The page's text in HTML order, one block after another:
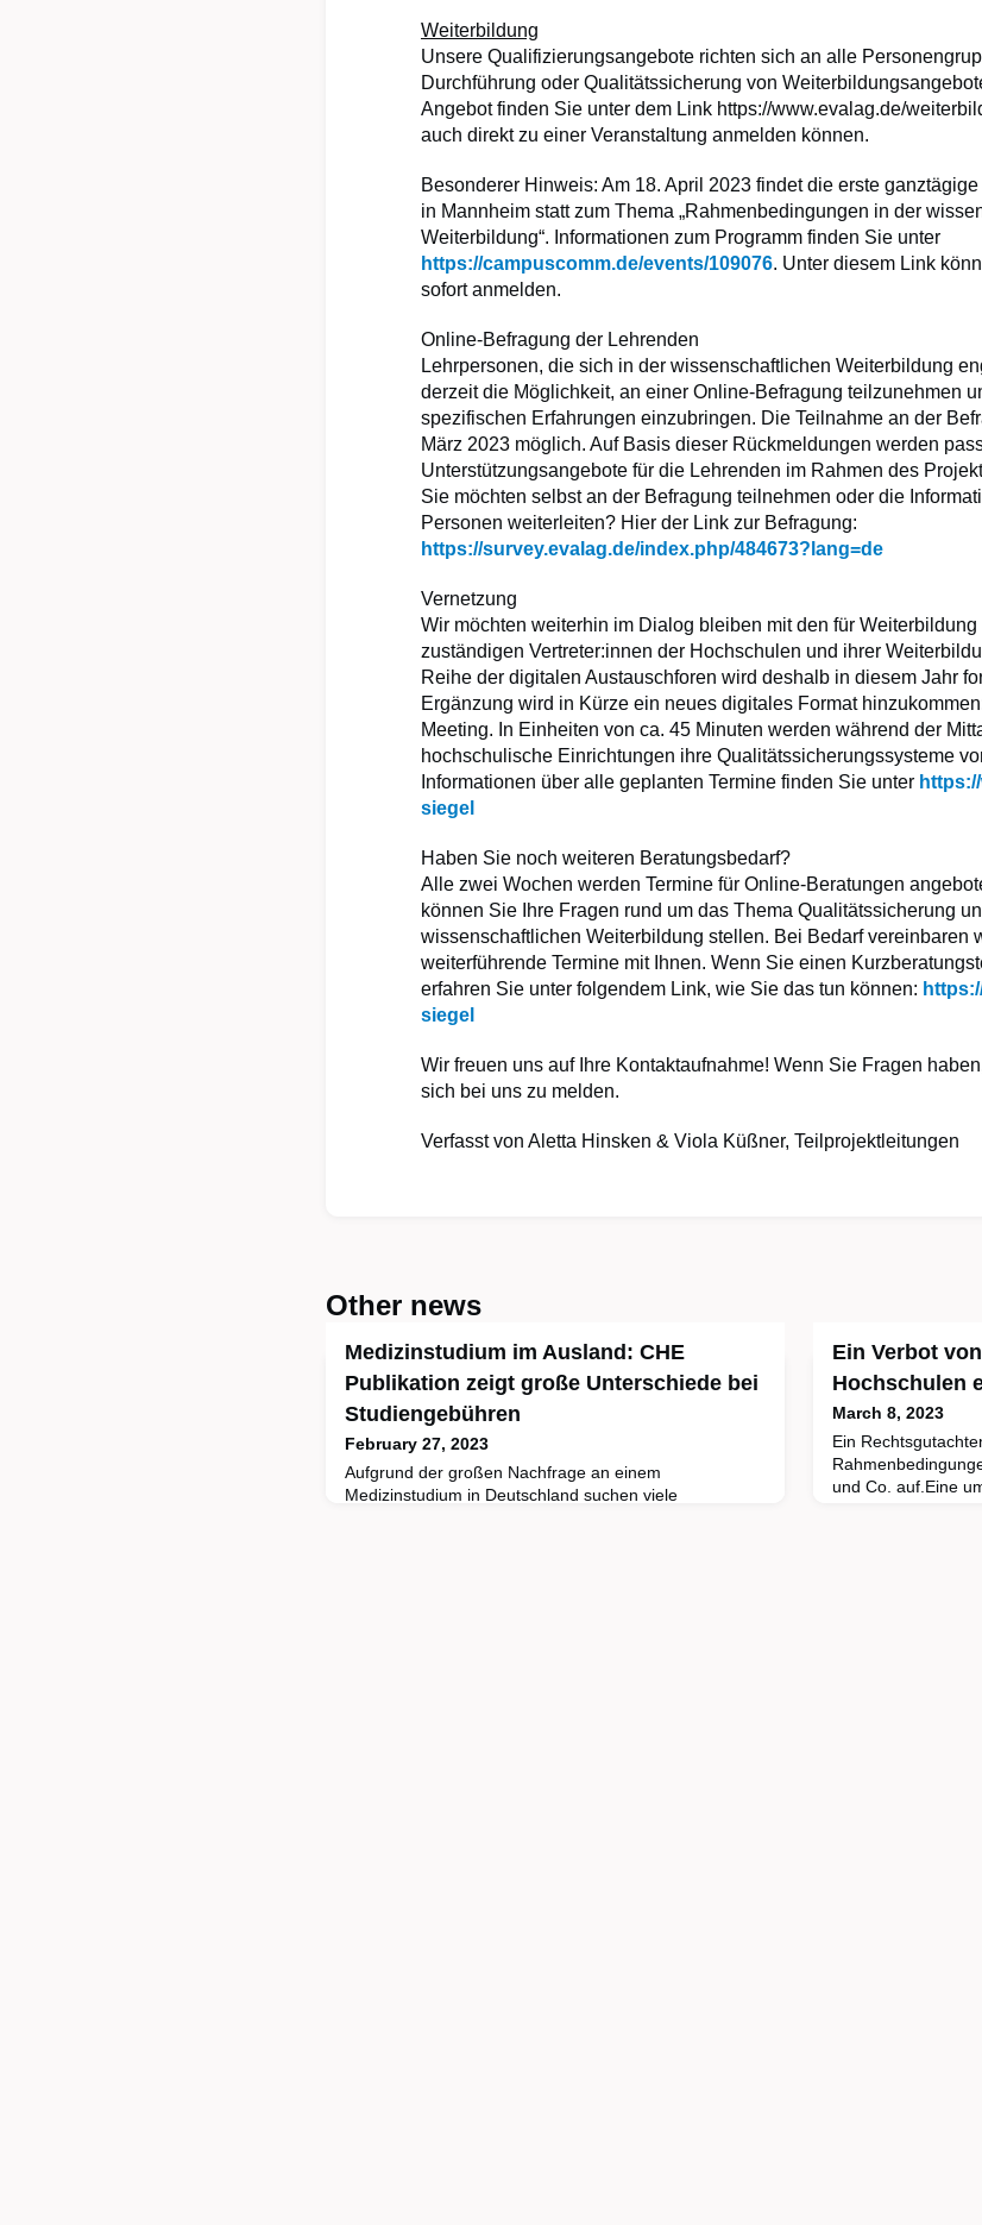
Weiterbildung
Unsere Qualifizierungsangebote richten sich an alle
Durchführung oder Qualitätssicherung von
Angebot finden Sie unter dem Link https://www.evalag.de/
auch direkt zu einer Veranstaltung anmelden können.
Besonderer Hinweis: Am 18. April 2023 findet die erste
in Mannheim statt zum Thema „Rahmenbedingungen in der
Weiterbildung“. Informationen zum Programm finden Sie unter
https://campuscomm.de/events/109076. Unter diesem Link
sofort anmelden.
Online-Befragung der Lehrenden
Lehrpersonen, die sich in der wissenschaftlichen Weiterbildung
derzeit die Möglichkeit, an einer Online-Befragung teilzunehmen
spezifischen Erfahrungen einzubringen. Die Teilnahme an der
März 2023 möglich. Auf Basis dieser Rückmeldungen werden
Unterstützungsangebote für die Lehrenden im Rahmen des
Sie möchten selbst an der Befragung teilnehmen oder die
Personen weiterleiten? Hier der Link zur Befragung:
https://survey.evalag.de/index.php/484673?lang=de
Vernetzung
Wir möchten weiterhin im Dialog bleiben mit den für
zuständigen Vertreter:innen der Hochschulen und ihrer
Reihe der digitalen Austauschforen wird deshalb in diesem Jahr
Ergänzung wird in Kürze ein neues digitales Format
Meeting. In Einheiten von ca. 45 Minuten werden während der
hochschulische Einrichtungen ihre Qualitätssicherungssysteme
Informationen über alle geplanten Termine finden Sie unter
siegel
Haben Sie noch weiteren Beratungsbedarf?
Alle zwei Wochen werden Termine für Online-Beratungen
können Sie Ihre Fragen rund um das Thema Qualitätssicherung
wissenschaftlichen Weiterbildung stellen. Bei Bedarf vereinbaren
weiterführende Termine mit Ihnen. Wenn Sie einen
erfahren Sie unter folgendem Link, wie Sie das tun können:
siegel
Wir freuen uns auf Ihre Kontaktaufnahme! Wenn Sie Fragen
sich bei uns zu melden.
Verfasst von Aletta Hinsken & Viola Küßner, Teilprojektleitungen
Other news
Medizinstudium im Ausland: CHE
Publikation zeigt große Unterschiede bei
Studiengebühren
February 27, 2023
Aufgrund der großen Nachfrage an einem
Medizinstudium in Deutschland suchen viele
Ein Verbot
Hochschulen
March 8, 2023
Ein
und Co. auf.Eine